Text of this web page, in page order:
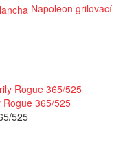
Napoleon grilovací
Rogue 365/525
525